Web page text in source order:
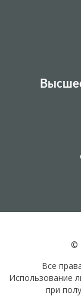
©
Все
Использование
при